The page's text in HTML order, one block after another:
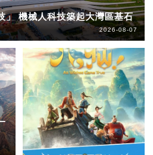
」 機械人科技築起大灣區基石
2026-08-07